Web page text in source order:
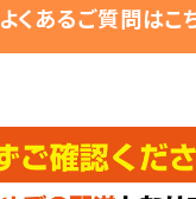
よくあるご質問はこ